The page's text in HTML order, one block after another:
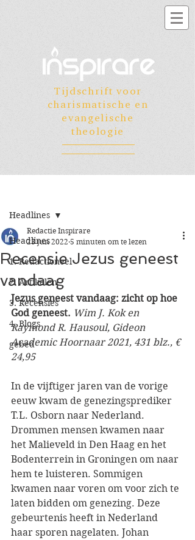
Tijdschrift voor
charismatische en
evangelische
theologie
Headlines
1. Redactioneel
2. Artikelen
3. Recensies
4. Blogs
gebed
Headlines
Recensie Jezus geneest
vandaag
Redactie Inspirare
23 jun 2022 5 minuten om te lezen
Jezus geneest vandaag: zicht op hoe
God geneest. Wim J. Kok en
Raymond R. Hausoul, Gideon
Academic Hoornaar 2021, 431 blz., €
24,95
In de vijftiger jaren van de vorige
eeuw kwam de genezingsprediker
T.L. Osborn naar Nederland.
Drommen mensen kwamen naar
het Malieveld in Den Haag en het
Bodenterrein in Groningen om naar
hem te luisteren. Sommigen
kwamen naar voren om voor zich te
laten bidden om genezing. Deze
gebeurtenis heeft in Nederland
haar sporen nagelaten. Johan